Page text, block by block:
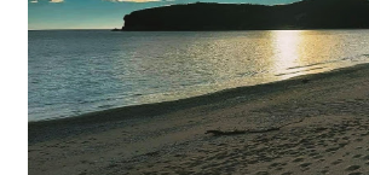
ΙΟΝΙΑ ΝΗΣΙΑ
ΚΑΙ ΕΛΛΑΔΑ
ΥΓΕΙΑ-ΟΜΟΡΦΙΑ